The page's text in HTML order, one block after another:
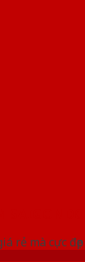
rẻ mà cực